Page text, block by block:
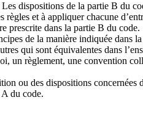
dispositions de la partie B du
et à appliquer chacune
prescrite dans la partie B du code.
de la manière indiquée
qui sont équivalentes dans
un règlement, une convention
ou des dispositions concernées
du code.